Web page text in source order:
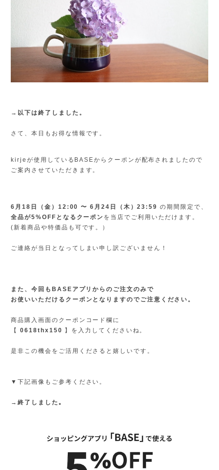
→以下は終了しました。
さて、本日もお得な情報です。
kirjeが使用しているBASEからクーポンが配布されましたので
ご案内させていただきます。
6月18日（金）12:00 〜 6月24日（木）23:59 の期間限定で、
全品が5%OFFとなるクーポン を当店でご利用いただけます。
(新着商品や特価品も可です。）
ご連絡が当日となってしまい申し訳ございません！
また、今回もBASEアプリからのご注文のみで
お使いいただけるクーポンとなりますのでご注意ください。
商品購入画面のクーポンコード欄に
【0618thx150 】を入力してくださいね。
是非この機会をご活用くださると嬉しいです。
▼下記画像もご参考ください。
→終了しました｡